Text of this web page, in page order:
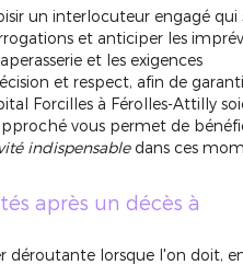
un interlocuteur engagé qui
et anticiper les
et les exigences
et respect, afin de
Forcilles à Férolles-Attilly
vous permet de
indispensabledans ces
après un décès à
déroutante lorsque l'on doit,